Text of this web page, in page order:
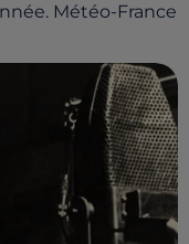
Météo-France